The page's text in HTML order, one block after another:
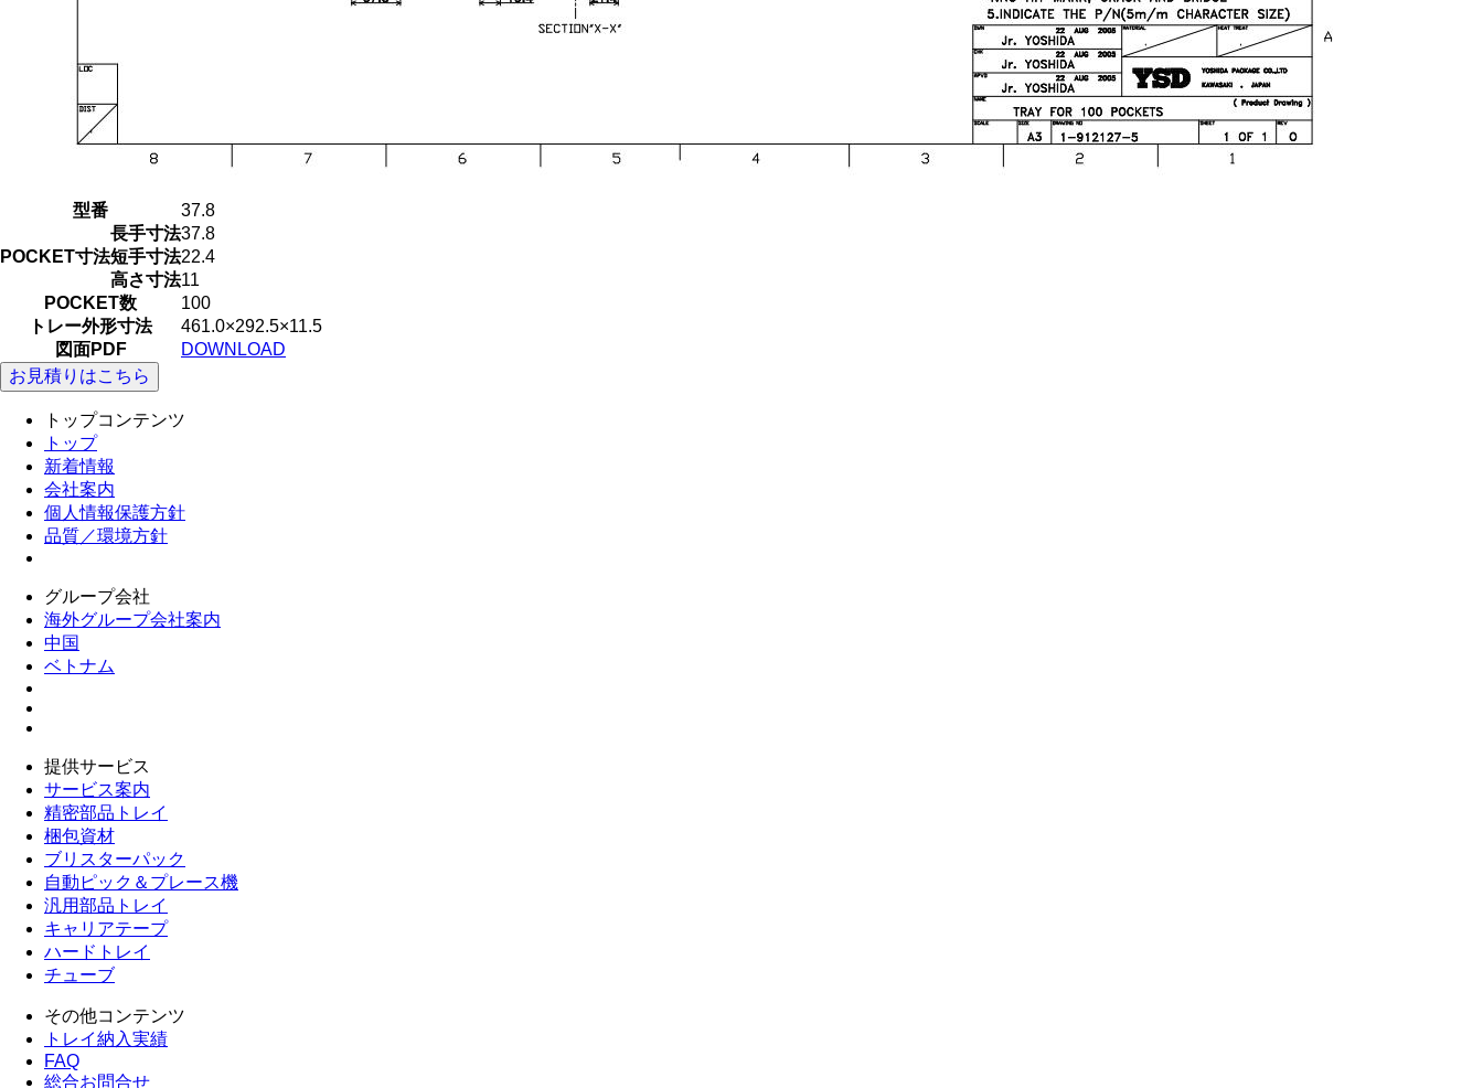
型番 37.8
POCKET寸法
長手寸法37.8
短手寸法22.4
高さ寸法11
POCKET数
100
トレー外形寸法
461.0×292.5×11.5
図面PDF
DOWNLOAD
お見積りはこちら
トップコンテンツ
トップ
新着情報
会社案内
個人情報保護方針
品質／環境方針
グループ会社
海外グループ会社案内
中国
ベトナム
提供サービス
サービス案内
精密部品トレイ
梱包資材
ブリスターパック
自動ピック＆プレース機
汎用部品トレイ
キャリアテープ
ハードトレイ
チューブ
その他コンテンツ
トレイ納入実績
FAQ
総合お問合せ